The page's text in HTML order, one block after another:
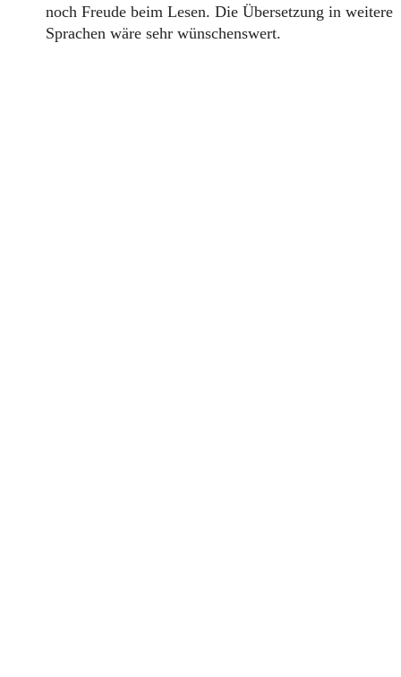
noch Freude beim Lesen. Die Übersetzung in weitere
Sprachen wäre sehr wünschenswert.